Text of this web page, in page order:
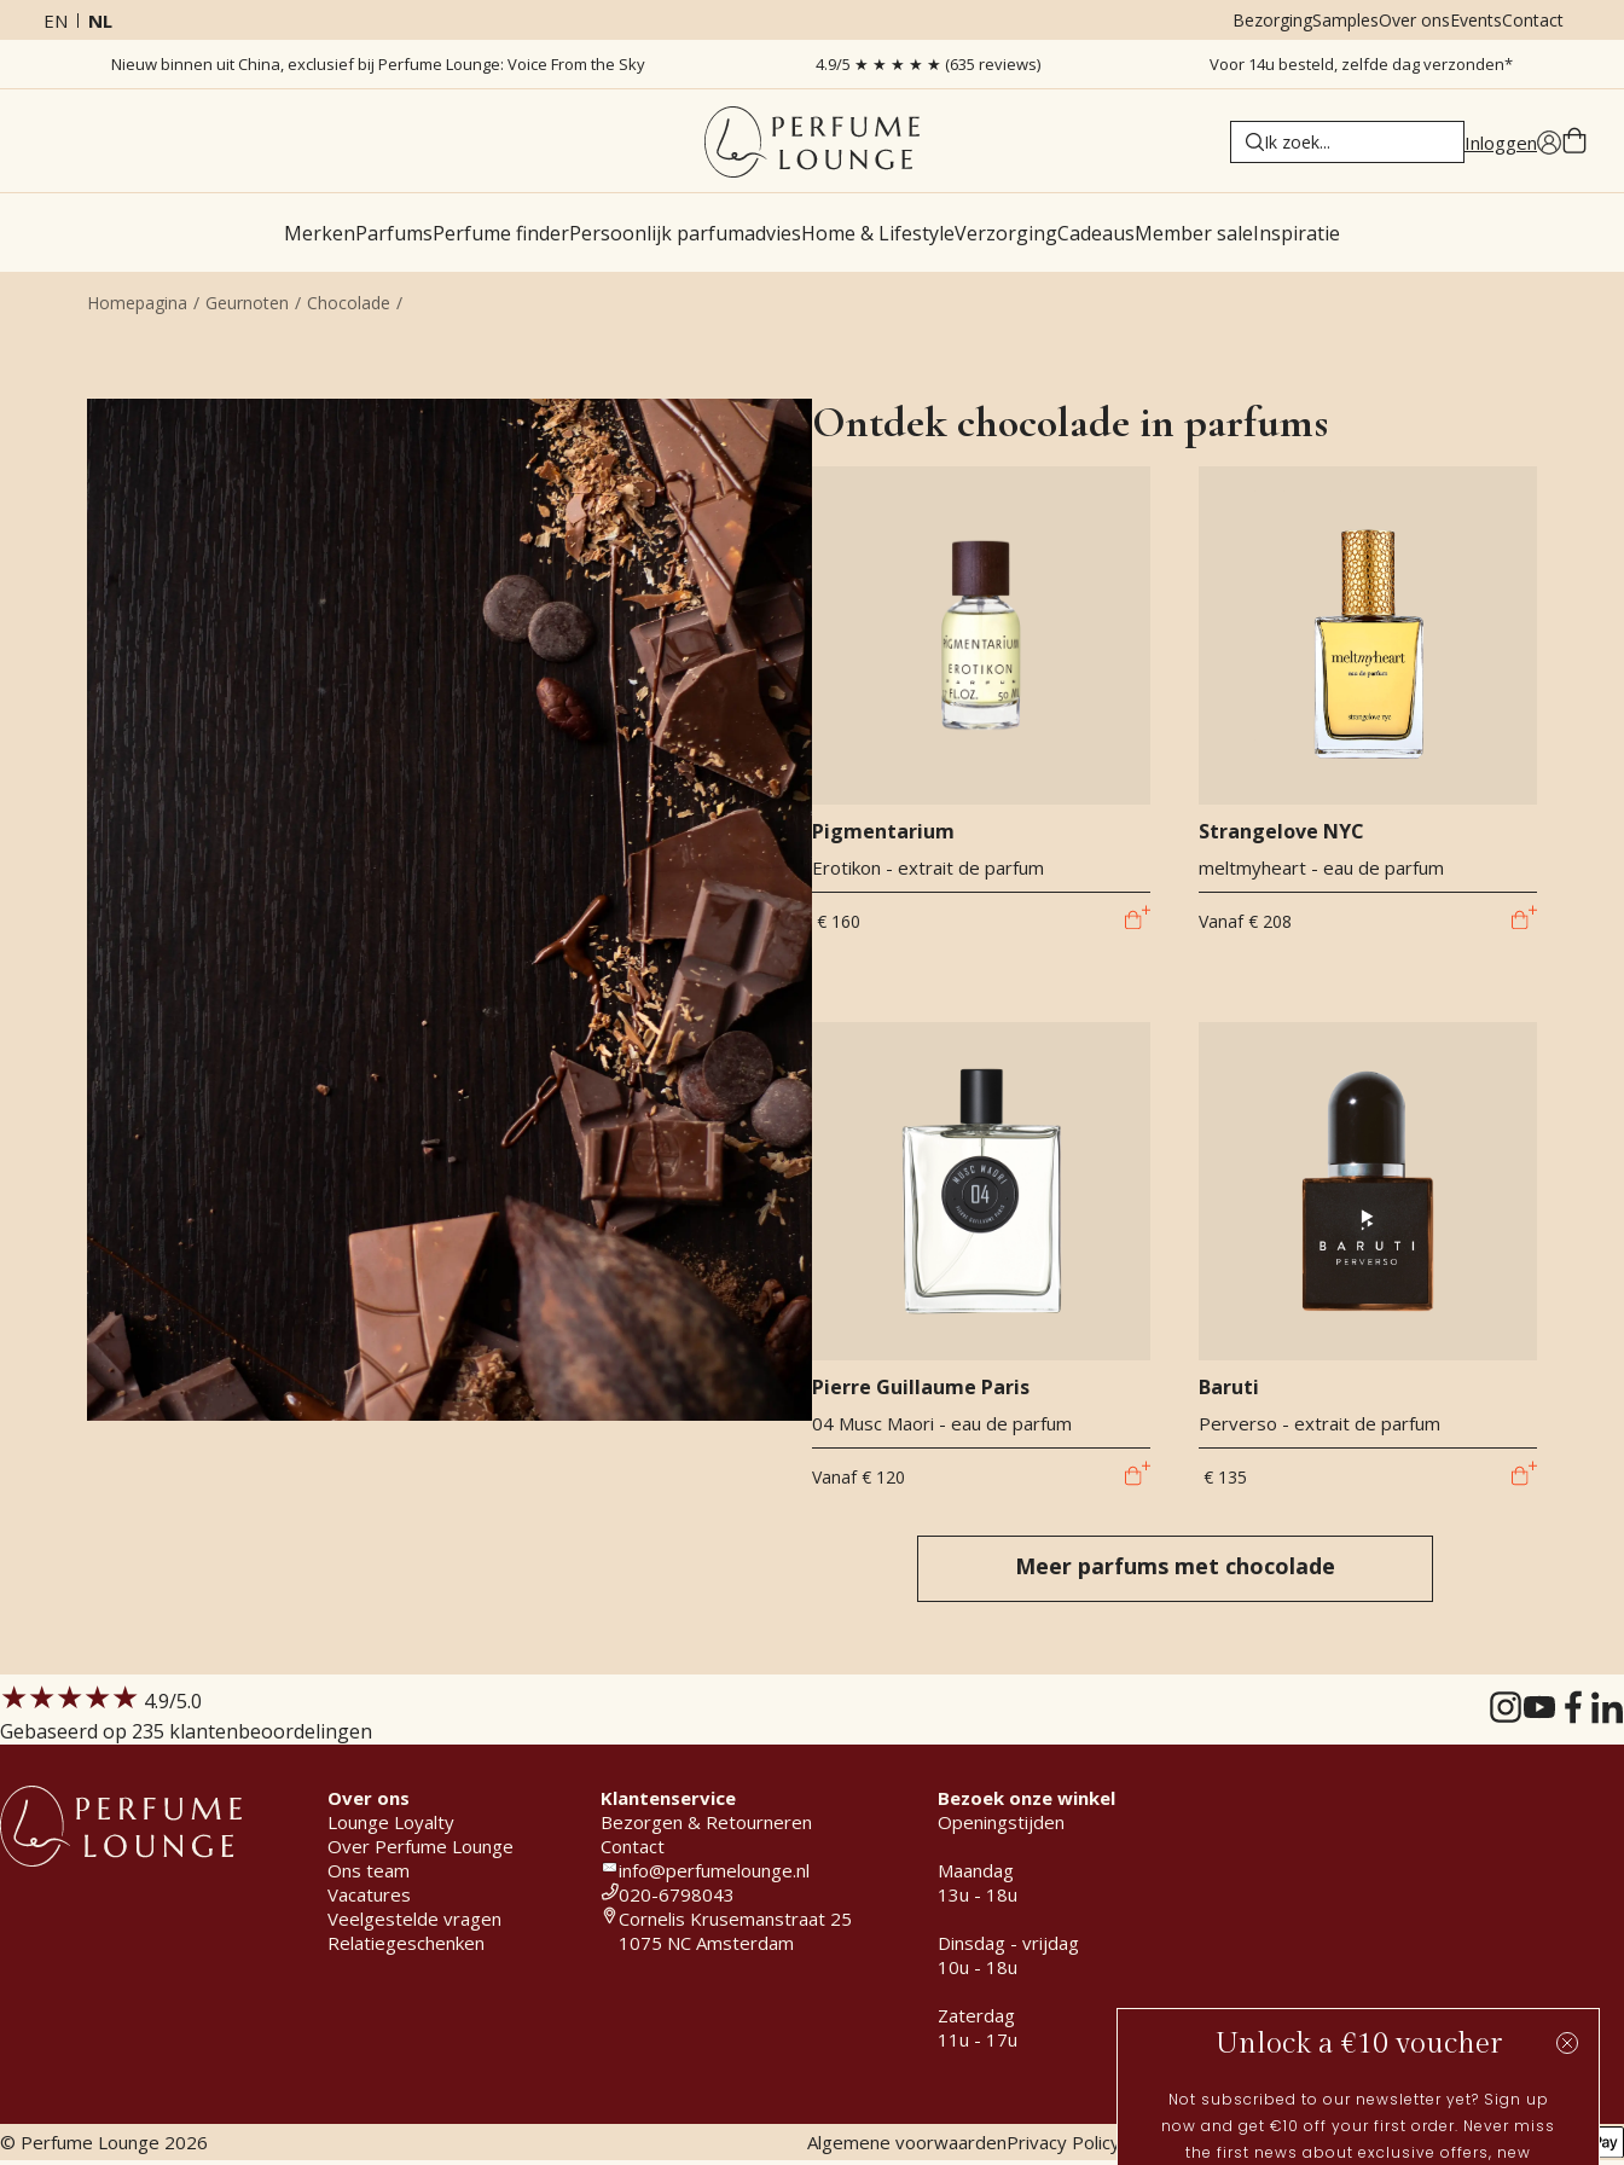
EN NL BezorgingSamplesOver onsEventsContact
Nieuw binnen uit China, exclusief bij Perfume Lounge: Voice From the Sky 4.9/5 ★ ★ ★ ★ ★ (635 reviews) Voor 14u besteld, zelfde dag verzonden*
Inloggen
MerkenParfumsPerfume finderPersoonlijk parfumadviesHome & LifestyleVerzorgingCadeausMember saleInspiratie
Homepagina Geurnoten Chocolade
Ontdek chocolade in parfums
Pigmentarium
Erotikon - extrait de parfum
€ 160
Strangelove NYC
meltmyheart - eau de parfum
Vanaf € 208
Pierre Guillaume Paris
04 Musc Maori - eau de parfum
Vanaf € 120
Baruti
Perverso - extrait de parfum
€ 135
Meer parfums met chocolade
★★★★★ 4.9/5.0
Gebaseerd op 235 klantenbeoordelingen
Over ons
Lounge Loyalty
Over Perfume Lounge
Ons team
Vacatures
Veelgestelde vragen
Relatiegeschenken
Klantenservice
Bezorgen & Retourneren
Contact
info@perfumelounge.nl
020-6798043
Cornelis Krusemanstraat 25
1075 NC Amsterdam
Bezoek onze winkel
Openingstijden
Maandag
13u - 18u
Dinsdag - vrijdag
10u - 18u
Zaterdag
11u - 17u
© Perfume Lounge 2026 Algemene voorwaardenPrivacy Policy
Cookies policy
Unlock a €10 voucher
Not subscribed to our newsletter yet? Sign up
now and get €10 off your first order. Never miss
the first news about exclusive offers, new